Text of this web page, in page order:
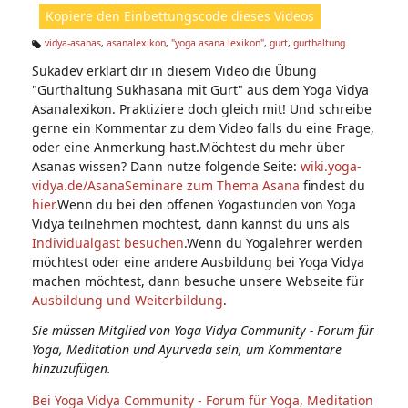
Kopiere den Einbettungscode dieses Videos
g
s:
vidya-asanas, asanalexikon, "yoga asana lexikon", gurt, gurthaltung
Sukadev erklärt dir in diesem Video die Übung
"Gurthaltung Sukhasana mit Gurt" aus dem Yoga Vidya
Asanalexikon. Praktiziere doch gleich mit! Und schreibe
gerne ein Kommentar zu dem Video falls du eine Frage,
oder eine Anmerkung hast.Möchtest du mehr über
Asanas wissen? Dann nutze folgende Seite: wiki.yoga-
vidya.de/AsanaSeminare zum Thema Asana findest du
hier.Wenn du bei den offenen Yogastunden von Yoga
Vidya teilnehmen möchtest, dann kannst du uns als
Individualgast besuchen.Wenn du Yogalehrer werden
möchtest oder eine andere Ausbildung bei Yoga Vidya
machen möchtest, dann besuche unsere Webseite für
Ausbildung und Weiterbildung.
Sie müssen Mitglied von Yoga Vidya Community - Forum für
Yoga, Meditation und Ayurveda sein, um Kommentare
hinzuzufügen.
Bei Yoga Vidya Community - Forum für Yoga, Meditation